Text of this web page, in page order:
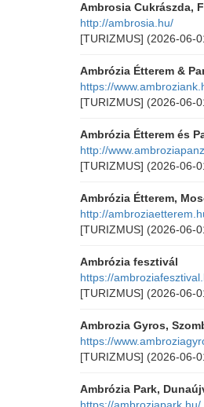
Ambrosia Cukrászda,
http://ambrosia.hu/
[TURIZMUS] (2026-06-
Ambrózia Étterem &
https://
[TURIZMUS] (2026-06-
Ambrózia Étterem és
http://
[TURIZMUS] (2026-06-
Ambrózia Étterem,
http://
[TURIZMUS] (2026-06-
Ambrózia fesztivál
https://
[TURIZMUS] (2026-06-
Ambrozia Gyros,
https://
[TURIZMUS] (2026-06-
Ambrózia Park,